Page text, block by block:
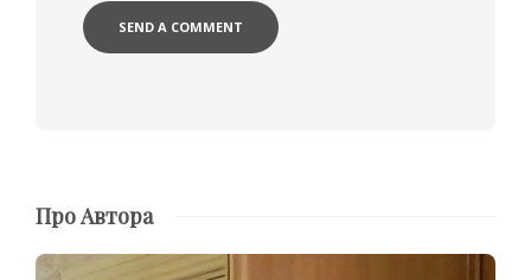
Про Автора